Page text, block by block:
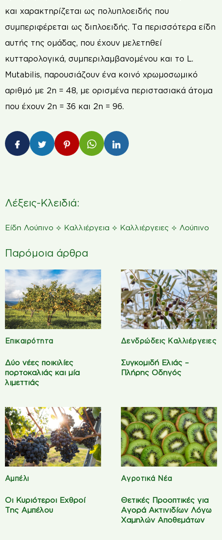
και χαρακτηρίζεται ως πολυπλοειδής που
συμπεριφέρεται ως διπλοειδής. Τα περισσότερα είδη
αυτής της ομάδας, που έχουν μελετηθεί
κυτταρολογικά, συμπεριλαμβανομένου και το L.
Mutabilis, παρουσιάζουν ένα κοινό χρωμοσωμικό
αριθμό με 2n = 48, με ορισμένα περιστασιακά άτομα
που έχουν 2n = 36 και 2n = 96.
Λέξεις-Κλειδιά:
Είδη Λούπινο ⟡ Καλλιέργεια ⟡ Καλλιέργειες ⟡ Λούπινο
Παρόμοια άρθρα
Επικαιρότητα
Δύο νέες ποικιλίες
πορτοκαλιάς και μία
λιμεττιάς
Δενδρώδεις Καλλιέργειες
Συγκομιδή Ελιάς –
Πλήρης Οδηγός
Αμπέλι
Οι Κυριότεροι Εχθροί
Της Αμπέλου
Αγροτικά Νέα
Θετικές Προοπτικές για
Αγορά Ακτινιδίων Λόγω
Χαμηλών Αποθεμάτων